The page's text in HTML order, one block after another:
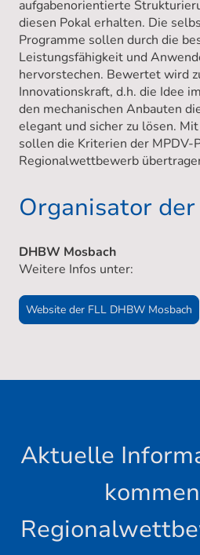
aufgabenorientierte
diesen Pokal erhalten. Die
Programme sollen durch die
Leistungsfähigkeit und
hervorstechen. Bewertet wird
Innovationskraft, d.h. die Idee
den mechanischen Anbauten
elegant und sicher zu lösen.
sollen die Kriterien der MPDV-
Regionalwettbewerb
Organisator der
DHBW Mosbach
Weitere Infos unter:
Website der FLL DHBW Mosbach
Aktuelle